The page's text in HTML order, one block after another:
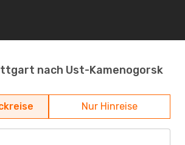
nach Ust-Kamenogorsk
Nur Hinreise